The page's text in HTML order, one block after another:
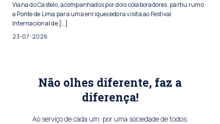
Viana do Castelo, acompanhados por dois colaboradores, partiu rumo
a Ponte de Lima para uma enriquecedora visita ao Festival
Internacional de […]
23-07-2026
Não olhes diferente, faz a
diferença!
Ao serviço de cada um, por uma sociedade de todos.